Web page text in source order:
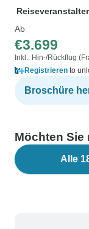
Reiseveranstalter
Ab
€3.699
Inkl.: Hin-/Rückflug
Registrieren to
Broschüre
Möchten Sie
Alle